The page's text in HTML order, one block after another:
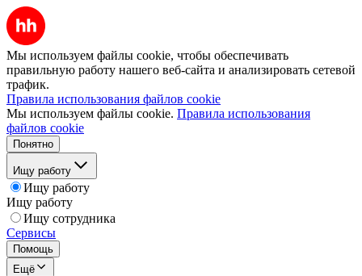
Мы используем файлы cookie, чтобы обеспечивать
правильную работу нашего веб-сайта и анализировать сетевой
трафик.
Правила использования файлов cookie
Мы используем файлы cookie. Правила использования
файлов cookie
Понятно
Ищу работу
Ищу работу
Ищу работу
Ищу сотрудника
Сервисы
Помощь
Ещё